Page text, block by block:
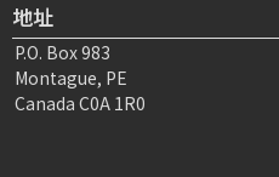
有很常引用的 「所...
陳〇〇2024-07-16 00:08:40
頂禮大寶恩師： 感恩 老師在
地址
P.O. Box 983
Montague, PE
Canada C0A 1R0